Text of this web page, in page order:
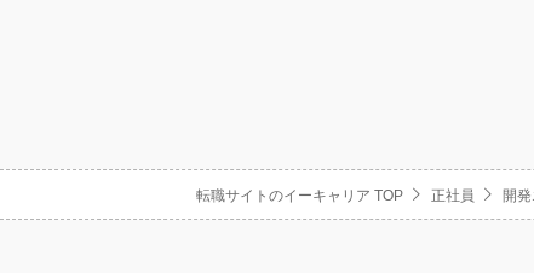
転職サイトのイーキャリア TOP 正社員 開